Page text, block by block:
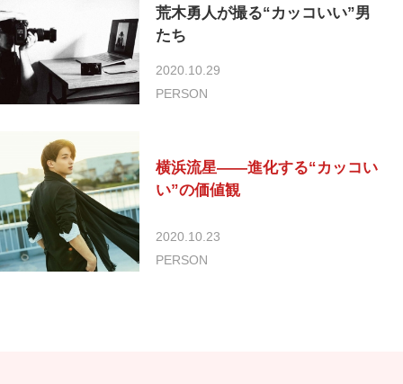
荒木勇人が撮る“カッコいい”男
たち
2020.10.29
PERSON
横浜流星——進化する“カッコい
い”の価値観
2020.10.23
PERSON